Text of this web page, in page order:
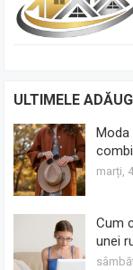
ULTIMELE
Moda
marți,
Cum
unei